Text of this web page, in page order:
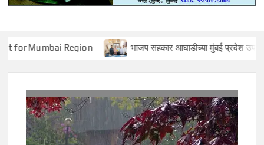
Region भाजप सहकार आघाडीच्या मुंबई प्रदेश उपाध्यक्षपदी मोहन